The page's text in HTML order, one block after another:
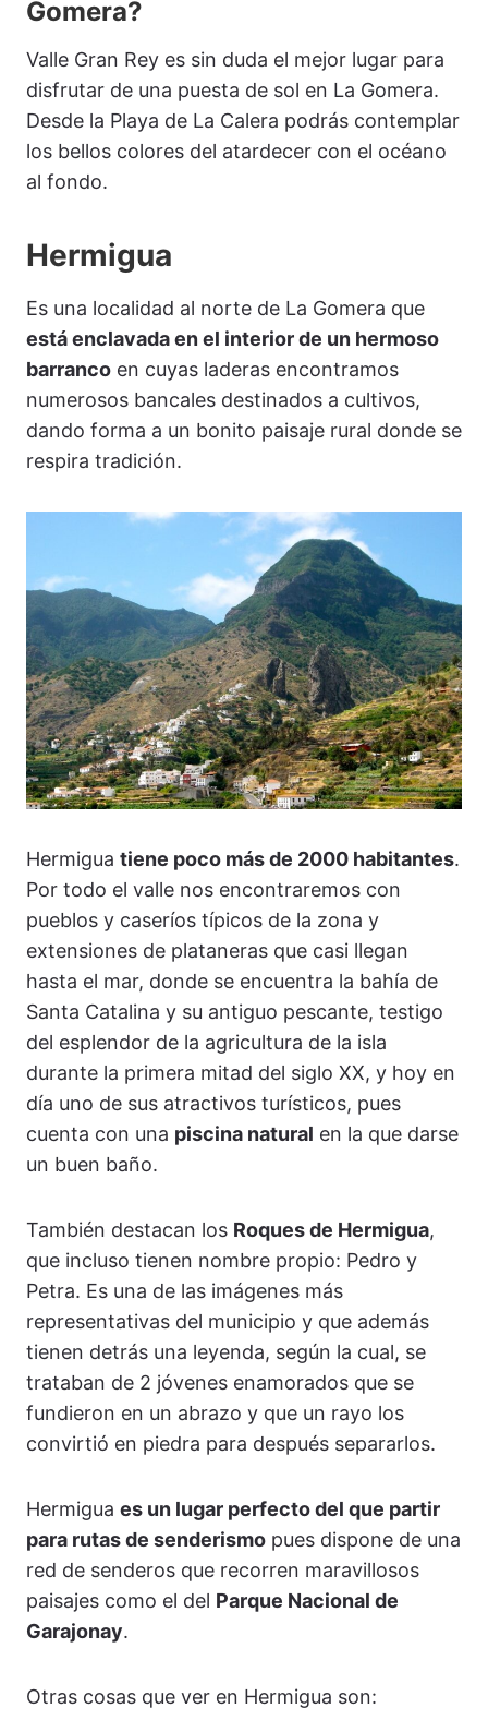
Gomera?
Valle Gran Rey es sin duda el mejor lugar para
disfrutar de una puesta de sol en La Gomera.
Desde la Playa de La Calera podrás contemplar
los bellos colores del atardecer con el océano
al fondo.
Hermigua
Es una localidad al norte de La Gomera que
está enclavada en el interior de un hermoso
barranco en cuyas laderas encontramos
numerosos bancales destinados a cultivos,
dando forma a un bonito paisaje rural donde se
respira tradición.
Hermigua tiene poco más de 2000 habitantes.
Por todo el valle nos encontraremos con
pueblos y caseríos típicos de la zona y
extensiones de plataneras que casi llegan
hasta el mar, donde se encuentra la bahía de
Santa Catalina y su antiguo pescante, testigo
del esplendor de la agricultura de la isla
durante la primera mitad del siglo XX, y hoy en
día uno de sus atractivos turísticos, pues
cuenta con una piscina natural en la que darse
un buen baño.
También destacan los Roques de Hermigua,
que incluso tienen nombre propio: Pedro y
Petra. Es una de las imágenes más
representativas del municipio y que además
tienen detrás una leyenda, según la cual, se
trataban de 2 jóvenes enamorados que se
fundieron en un abrazo y que un rayo los
convirtió en piedra para después separarlos.
Hermigua es un lugar perfecto del que partir
para rutas de senderismo pues dispone de una
red de senderos que recorren maravillosos
paisajes como el del Parque Nacional de
Garajonay.
Otras cosas que ver en Hermigua son: